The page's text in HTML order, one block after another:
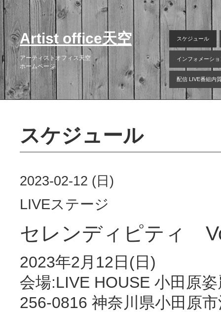
Artist office天空
アーティストオフィス天空
ホームページ
スケジュール
インフォメーショ
配信 LIVE番組内
スケジュール
2023-02-12 (日)
LIVEステージ
セレンディピティ
2023年2月12日(日)
会場:LIVE HOUSE 小田原
256-0816 神奈川県小田原